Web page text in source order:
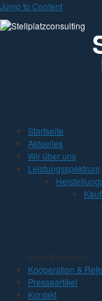
Jump to Content
Startseite
Aktuelles
Wir über uns
Leistungsspektrum
close this panel
Kooperation &
Presseartikel
Kontakt